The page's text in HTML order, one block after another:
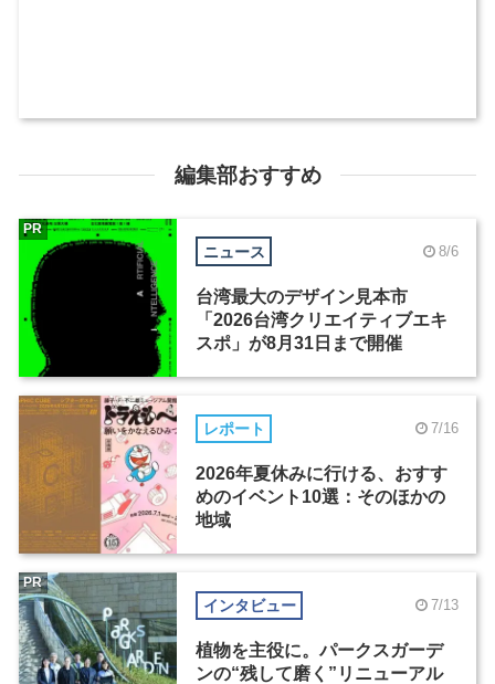
編集部おすすめ
ニュース 8/6
台湾最大のデザイン見本市
「2026台湾クリエイティブエキ
スポ」が8月31日まで開催
PR
レポート 7/16
2026年夏休みに行ける、おすす
めのイベント10選：そのほかの
地域
インタビュー 7/13
植物を主役に。パークスガーデ
ンの“残して磨く”リニューアル
PR